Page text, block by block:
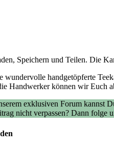
Speichern und Teilen. Die
wundervolle handgetöpferte
Handwerker können wir Euch
exklusiven Forum kannst
nicht verpassen? Dann folge